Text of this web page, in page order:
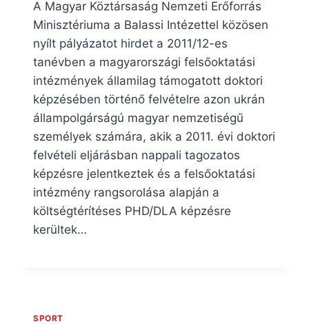
A Magyar Köztársaság Nemzeti Erőforrás
Minisztériuma a Balassi Intézettel közösen
nyílt pályázatot hirdet a 2011/12-es
tanévben a magyarországi felsőoktatási
intézmények államilag támogatott doktori
képzésében történő felvételre azon ukrán
állampolgárságú magyar nemzetiségű
személyek számára, akik a 2011. évi doktori
felvételi eljárásban nappali tagozatos
képzésre jelentkeztek és a felsőoktatási
intézmény rangsorolása alapján a
költségtérítéses PHD/DLA képzésre
kerültek…
SPORT